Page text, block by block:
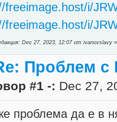
freeimage.host/i/
freeimage.host/i/
Dec 27, 2023, 12:07 от ivanovslavy »
Проблем с
#1 -: Dec 27,
проблема да е в